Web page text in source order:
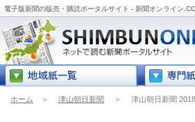
電子版新聞の販売・購読ポータルサイト - 新聞オンライン
ホーム ＞ 津山朝日新聞 ＞ 津山朝日新聞